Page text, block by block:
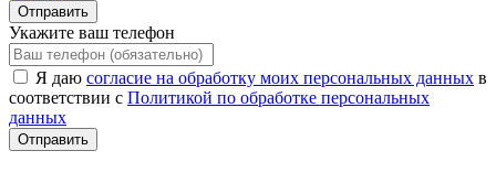
Отправить
Укажите ваш телефон
Я даю согласие на обработку моих персональных данных в
соответствии с Политикой по обработке персональных
данных
Отправить